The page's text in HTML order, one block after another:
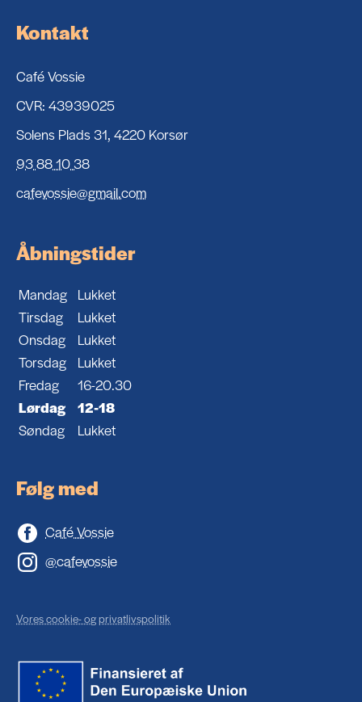
Kontakt
Café Vossie
CVR: 43939025
Solens Plads 31, 4220 Korsør
93 88 10 38
cafevossie@gmail.com
Åbningstider
Mandag Lukket
Tirsdag
Lukket
Onsdag
Lukket
Torsdag
Lukket
Fredag
16-20.30
Lørdag
12-18
Søndag
Lukket
Følg med
Café Vossie
@cafevossie
Vores cookie- og privatlivspolitik